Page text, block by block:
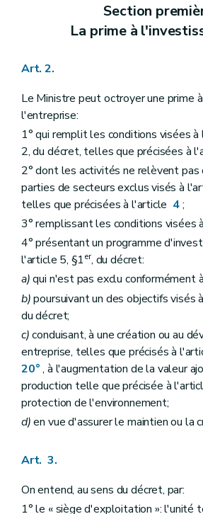
Section
La prime à
Art. 2.
Le Ministre peut octroyer une prime
l'entreprise:
1° qui remplit les conditions visées
2, du décret, telles que précisées à
2° dont les activités ne relèvent pas
parties de secteurs exclus visés à
telles que précisées à l'article 4;
3° remplissant les conditions visées
4° présentant un programme
l'article 5, §1er, du décret:
a)qui n'est pas exclu conformément
b)poursuivant un des objectifs visés
du décret;
c)conduisant, à une création ou au
entreprise, telles que précisés à
20°, à l'augmentation de la valeur
production telle que précisée à
protection de l'environnement;
d)en vue d'assurer le maintien ou la
Art. 3.
On entend, au sens du décret, par:
1° le « siège d'exploitation »: l'unité